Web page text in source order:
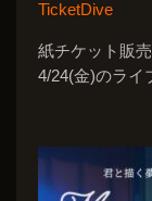
TicketDive
紙チケット販売
4/24(金)のライ